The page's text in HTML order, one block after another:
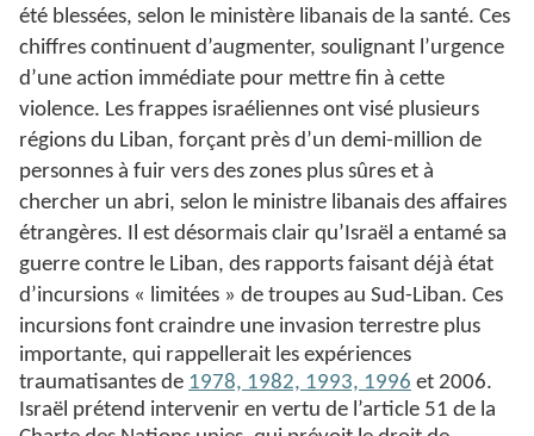
été blessées, selon le ministère libanais de la santé. Ces
chiffres continuent d’augmenter, soulignant l’urgence
d’une action immédiate pour mettre fin à cette
violence. Les frappes israéliennes ont visé plusieurs
régions du Liban, forçant près d’un demi-million de
personnes à fuir vers des zones plus sûres et à
chercher un abri, selon le ministre libanais des affaires
étrangères. Il est désormais clair qu’Israël a entamé sa
guerre contre le Liban, des rapports faisant déjà état
d’incursions « limitées » de troupes au Sud-Liban. Ces
incursions font craindre une invasion terrestre plus
importante, qui rappellerait les expériences
traumatisantes de 1978, 1982, 1993, 1996 et 2006.
Israël prétend intervenir en vertu de l’article 51 de la